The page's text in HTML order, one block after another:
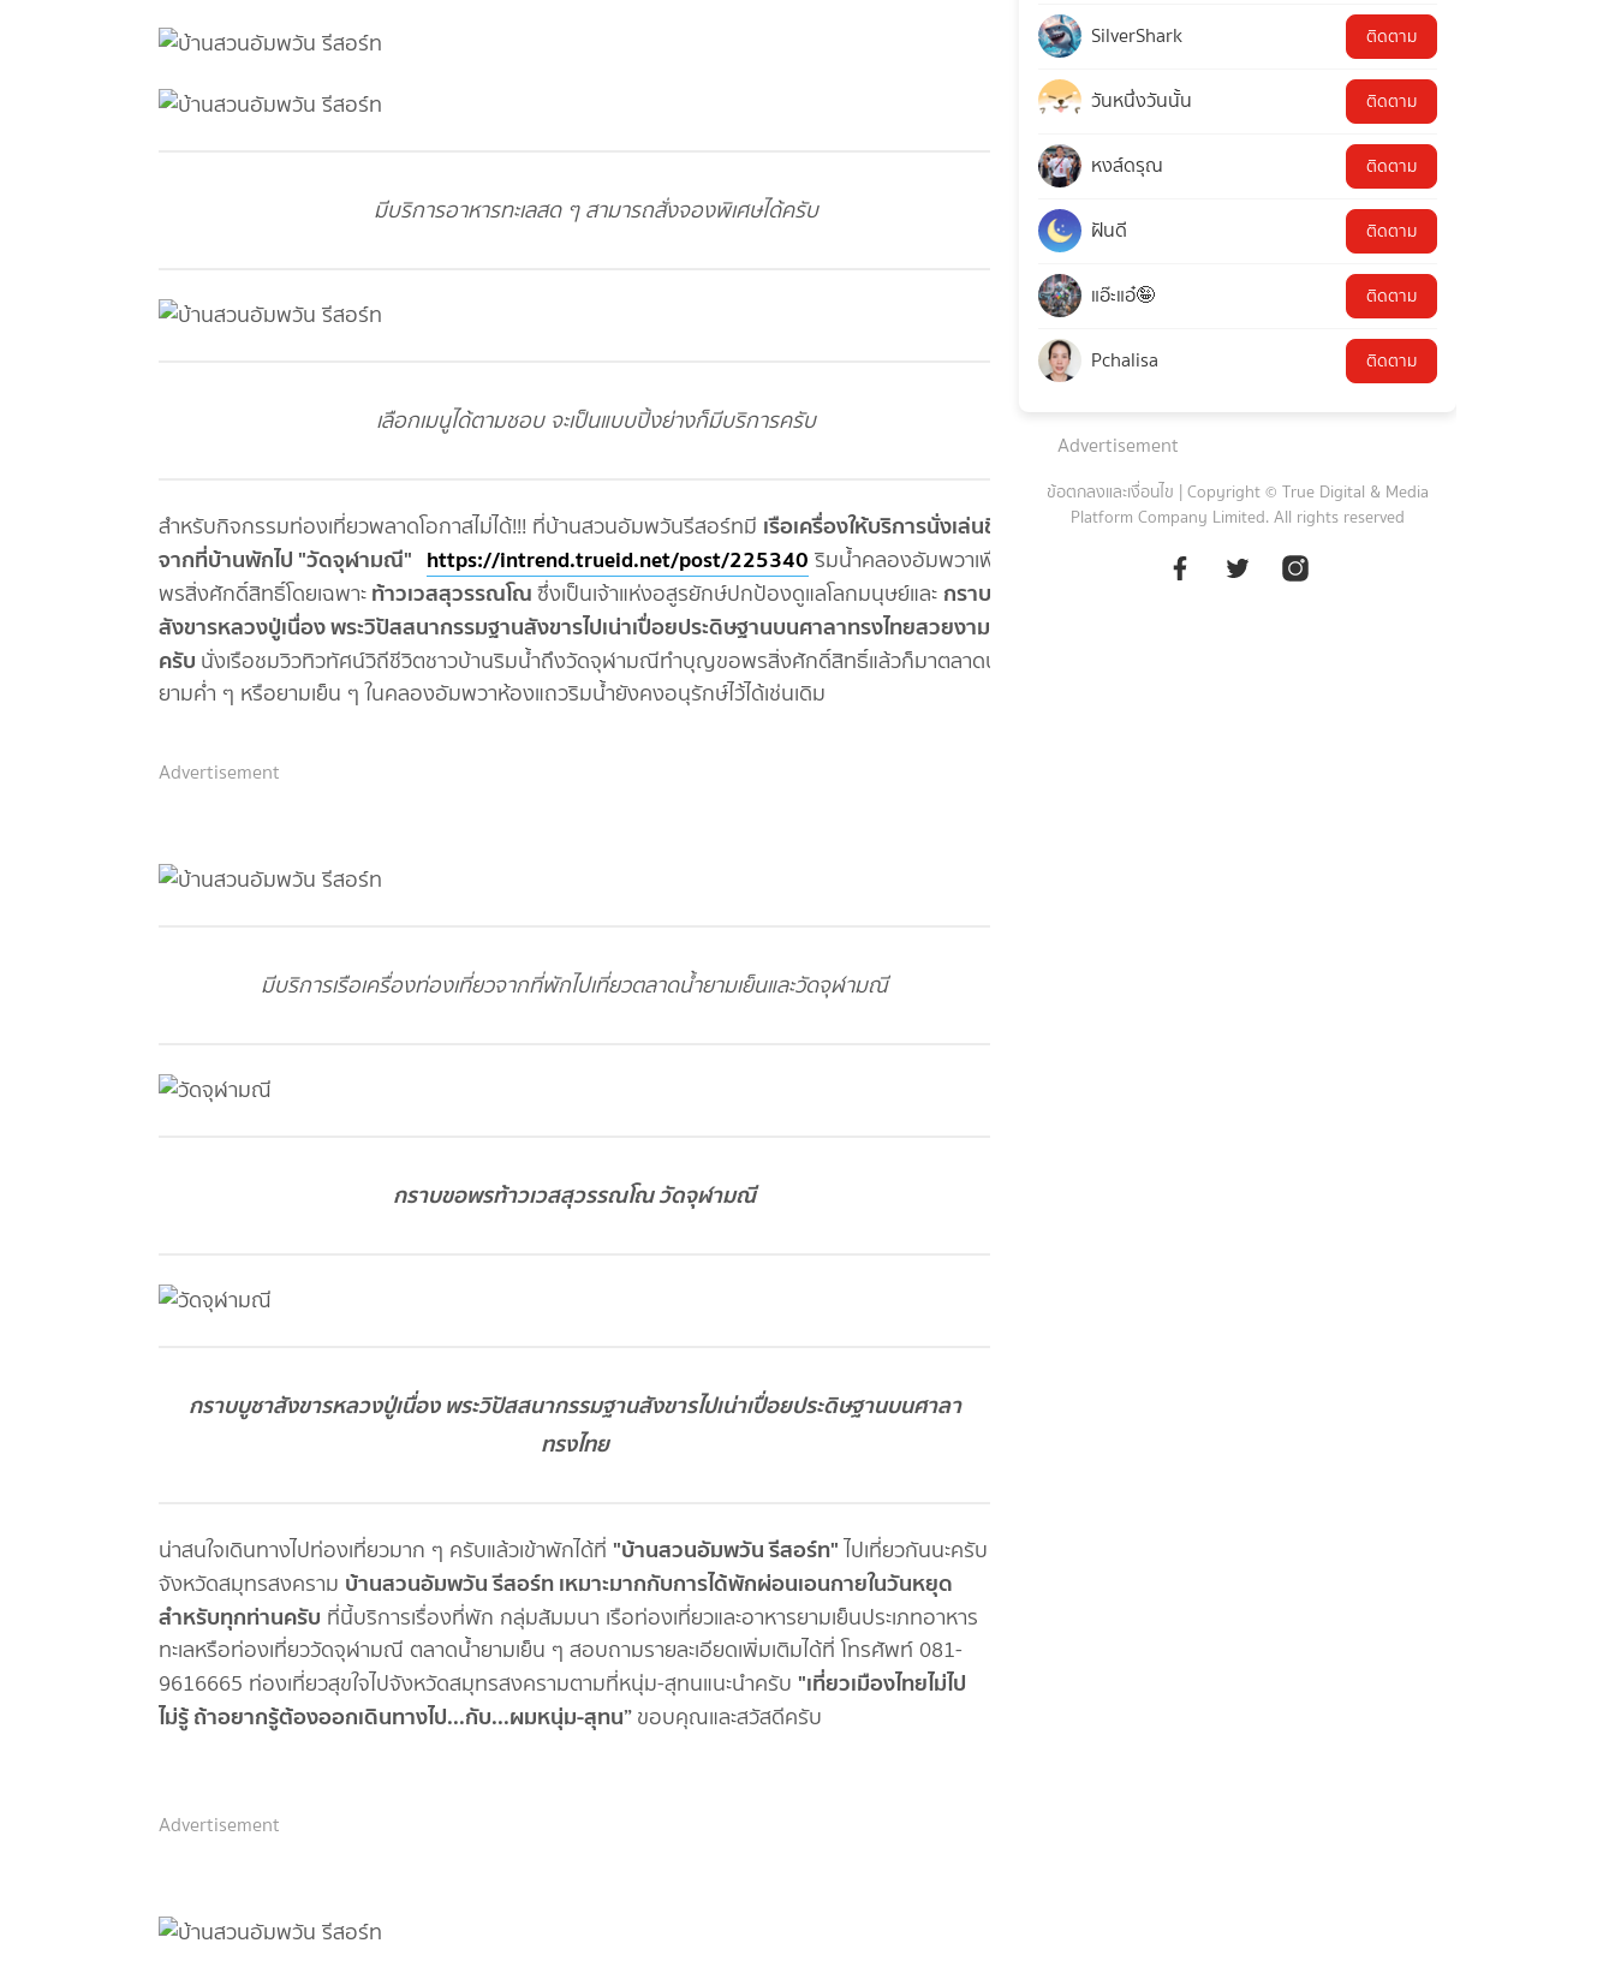
มีบริการอาหารทะเลสด ๆ สามารถสั่งจองพิเศษได้ครับ
เลือกเมนูได้ตามชอบ จะเป็นแบบปิ้งย่างก็มีบริการครับ
สำหรับกิจกรรมท่องเที่ยวพลาดโอกาสไม่ได้!!! ที่บ้านสวนอัมพวันรีสอร์ทมี เรือเครื่องให้บริการนั่งเล่นชิ
จากที่บ้านพักไป "วัดจุฬามณี" https://intrend.trueid.net/post/225340 ริมน้ำคลองอัมพวาเพื่อขอ
พรสิ่งศักดิ์สิทธิ์โดยเฉพาะท้าวเวสสุวรรณโณซึ่งเป็นเจ้าแห่งอสูรยักษ์ปกป้องดูแลโลกมนุษย์และ กราบบูชา
สังขารหลวงปู่เนื่อง พระวิปัสสนากรรมฐานสังขารไปเน่าเปื่อยประดิษฐานบนศาลาทรงไทยสวยงามมาก
ครับ นั่งเรือชมวิวทิวทัศน์วิถีชีวิตชาวบ้านริมน้ำถึงวัดจุฬามณีทำบุญขอพรสิ่งศักดิ์สิทธิ์แล้วก็มาตลาดน้ำ
ยามค่ำ ๆ หรือยามเย็น ๆ ในคลองอัมพวาห้องแถวริมน้ำยังคงอนุรักษ์ไว้ได้เช่นเดิม
Advertisement
มีบริการเรือเครื่องท่องเที่ยวจากที่พักไปเที่ยวตลาดน้ำยามเย็นและวัดจุฬามณี
กราบขอพรท้าวเวสสุวรรณโณ วัดจุฬามณี
กราบบูชาสังขารหลวงปู่เนื่อง พระวิปัสสนากรรมฐานสังขารไปเน่าเปื่อยประดิษฐานบนศาลา
ทรงไทย
น่าสนใจเดินทางไปท่องเที่ยวมาก ๆ ครับแล้วเข้าพักได้ที่ "บ้านสวนอัมพวัน รีสอร์ท"ไปเที่ยวกันนะครับ
จังหวัดสมุทรสงคราม บ้านสวนอัมพวัน รีสอร์ทเหมาะมากกับการได้พักผ่อนเอนกายในวันหยุด
สำหรับทุกท่านครับ ที่นี้บริการเรื่องที่พัก กลุ่มสัมมนา เรือท่องเที่ยวและอาหารยามเย็นประเภทอาหาร
ทะเลหรือท่องเที่ยววัดจุฬามณี ตลาดน้ำยามเย็น ๆ สอบถามรายละเอียดเพิ่มเติมได้ที่ โทรศัพท์ 081-
9616665 ท่องเที่ยวสุขใจไปจังหวัดสมุทรสงครามตามที่หนุ่ม-สุทนแนะนำครับ "เที่ยวเมืองไทยไม่ไป
ไม่รู้ ถ้าอยากรู้ต้องออกเดินทางไป...กับ...ผมหนุ่ม-สุทน”ขอบคุณและสวัสดีครับ
Advertisement
SilverShark ติดตาม
วันหนึ่งวันนั้น ติดตาม
หงส์ดรุณ ติดตาม
ฝันดี ติดตาม
แอ๊ะแอ๋🤪 ติดตาม
Pchalisa ติดตาม
Advertisement
ข้อตกลงและเงื่อนไข | Copyright © True Digital & Media
Platform Company Limited. All rights reserved